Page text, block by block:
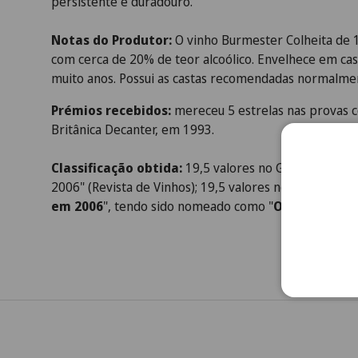
Notas do Produtor:O vinho Burmester Colheita de
com cerca de 20% de teor alcoólico. Envelhece em
muito anos. Possui as castas recomendadas
Prémios recebidos: mereceu 5 estrelas nas provas
Britânica Decanter, em 1993.
Classificação obtida: 19,5 valores no Guia de
2006" (Revista de Vinhos); 19,5 valores no Guia "
em 2006", tendo sido nomeado como "O Melhor